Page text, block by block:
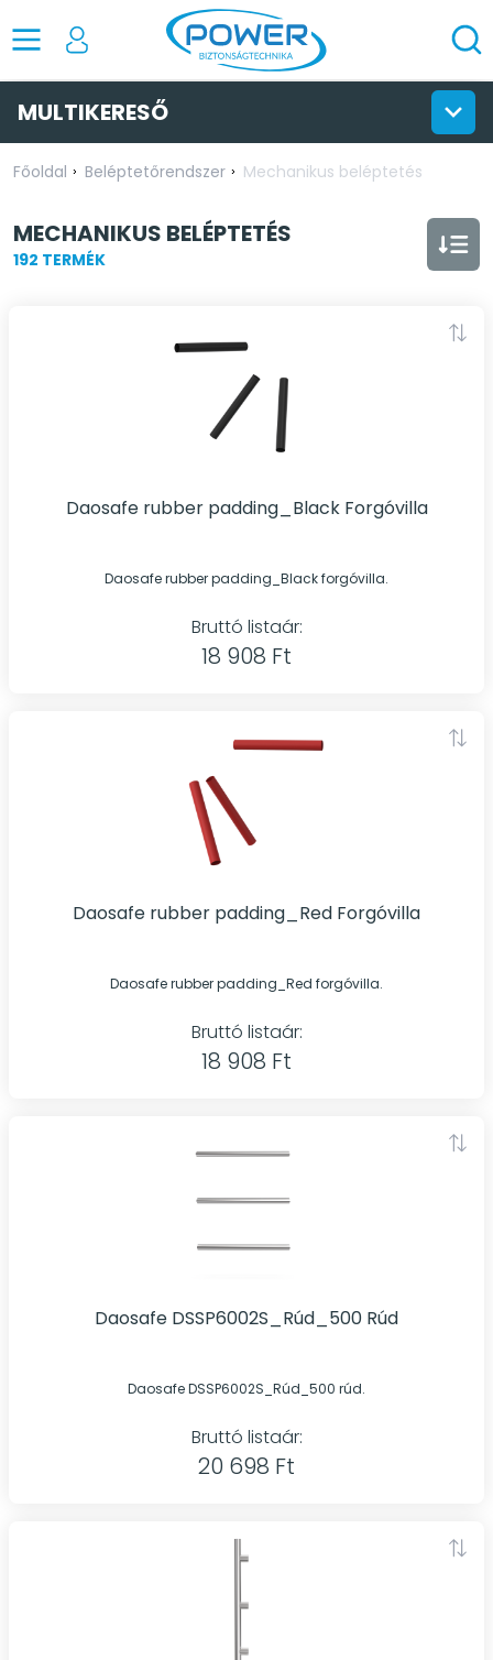
MULTIKERESŐ
Főoldal Beléptetőrendszer Mechanikus beléptetés
MECHANIKUS BELÉPTETÉS
192 TERMÉK
Daosafe rubber padding_Black Forgóvilla
Daosafe rubber padding_Black forgóvilla.
Bruttó listaár:
18 908 Ft
Daosafe rubber padding_Red Forgóvilla
Daosafe rubber padding_Red forgóvilla.
Bruttó listaár:
18 908 Ft
Daosafe DSSP6002S_Rúd_500 Rúd
Daosafe DSSP6002S_Rúd_500 rúd.
Bruttó listaár:
20 698 Ft